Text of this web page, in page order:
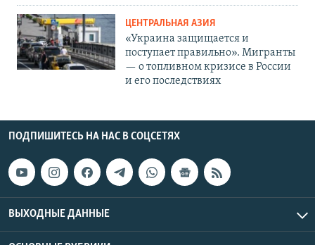
ЦЕНТРАЛЬНАЯ АЗИЯ
«Украина защищается и
поступает правильно». Мигранты
— о топливном кризисе в России
и его последствиях
ПОДПИШИТЕСЬ НА НАС В СОЦСЕТЯХ
ВЫХОДНЫЕ ДАННЫЕ